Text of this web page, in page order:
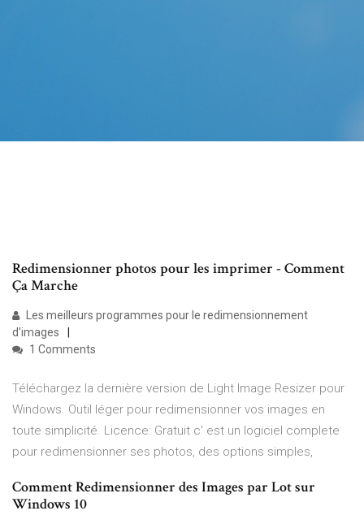
Redimensionner photos pour les imprimer - Comment
Ça Marche
Les meilleurs programmes pour le redimensionnement
d'images
1 Comments
Téléchargez la dernière version de Light Image Resizer pour
Windows. Outil léger pour redimensionner vos images en
toute simplicité. Licence: Gratuit c' est un logiciel complete
pour redimensionner ses photos, des options simples,
Comment Redimensionner des Images par Lot sur
Windows 10